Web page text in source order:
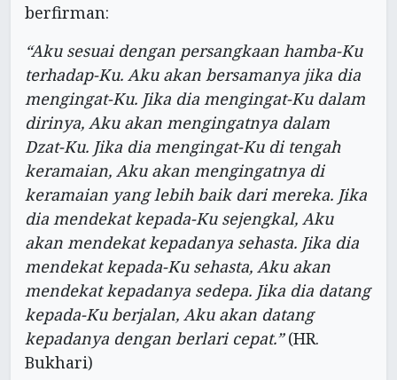
berfirman:
“Aku sesuai dengan persangkaan hamba-Ku
terhadap-Ku. Aku akan bersamanya jika dia
mengingat-Ku. Jika dia mengingat-Ku dalam
dirinya, Aku akan mengingatnya dalam
Dzat-Ku. Jika dia mengingat-Ku di tengah
keramaian, Aku akan mengingatnya di
keramaian yang lebih baik dari mereka. Jika
dia mendekat kepada-Ku sejengkal, Aku
akan mendekat kepadanya sehasta. Jika dia
mendekat kepada-Ku sehasta, Aku akan
mendekat kepadanya sedepa. Jika dia datang
kepada-Ku berjalan, Aku akan datang
kepadanya dengan berlari cepat.”(HR.
Bukhari)